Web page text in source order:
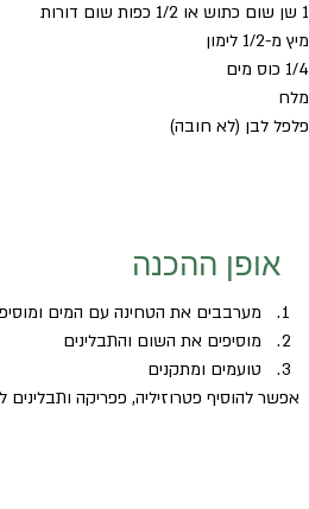
1 שן שום כתוש או 1/2 כפות שום דורות
מיץ מ-1/2 לימון
1/4 כוס מים
מלח
פלפל לבן (לא חובה)
אופן ההכנה
מערבבים את הטחינה עם המים
מוסיפים את השום והתבלינים
טועמים ומתקנים
אפשר להוסיף פטרוזיליה, פפריקה ותבלינים